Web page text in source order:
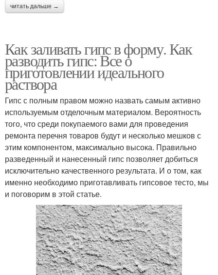
читать дальше →
Как заливать гипс в форму. Как
разводить гипс: Все о
приготовлении идеального
раствора
Гипс с полным правом можно назвать самым активно
используемым отделочным материалом. Вероятность
того, что среди покупаемого вами для проведения
ремонта перечня товаров будут и несколько мешков с
этим компонентом, максимально высока. Правильно
разведенный и нанесенный гипс позволяет добиться
исключительно качественного результата. И о том, как
именно необходимо приготавливать гипсовое тесто, мы
и поговорим в этой статье.